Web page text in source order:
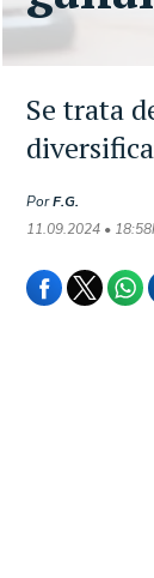
Se trata
PorF.G.
11.09.2024 •